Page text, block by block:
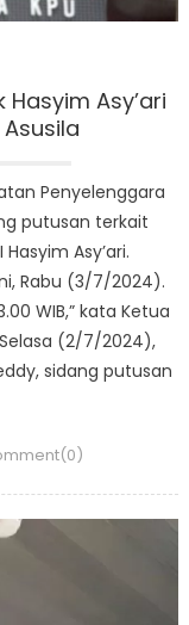
Hasyim Asy’ari
Penyelenggara
putusan terkait
Asy’ari.
Rabu (3/7/2024).
WIB,” kata Ketua
(2/7/2024),
sidang putusan